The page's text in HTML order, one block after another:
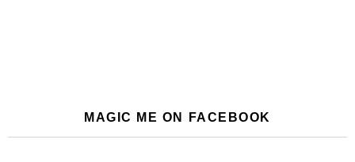
MAGIC ME ON FACEBOOK